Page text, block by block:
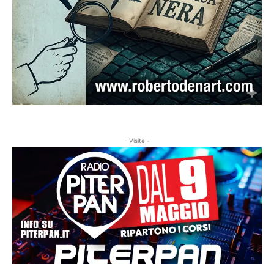
- Visite -